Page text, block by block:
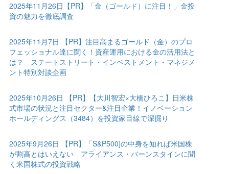
2025年11月26日【PR】「金（ゴールド）に注目！」金投
資の魅力を徹底調査
2025年11月7日 【PR】注目高まるゴールド（金）のプロ
フェッショナル達に聞く！資産運用における金の活用法と
は？ ステートストリート・インベストメント・マネジメ
ント特別対談企画
2025年10月26日 【PR】【大川智宏×大橋ひろこ】日米株
式市場の状況と注目セクター&注目企業！イノベーション
ホールディングス（3484）を投資家目線で深掘り
2025年9月26日 【PR】「S&P500]の中身を知れば米国株
が割高とはいえない アライアンス・バーンスタインに聞
く米国株式の投資戦略